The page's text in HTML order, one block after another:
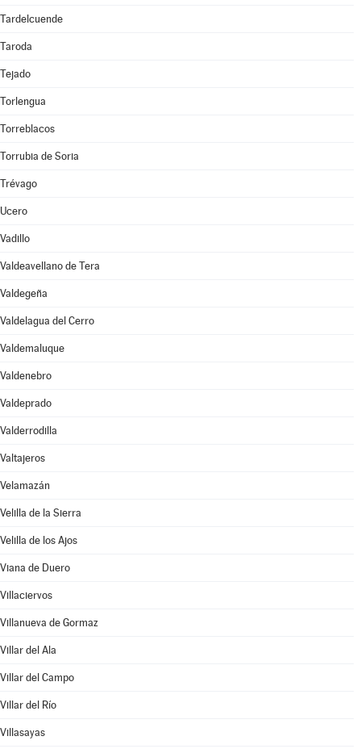
Tardelcuende
Taroda
Tejado
Torlengua
Torreblacos
Torrubia de Soria
Trévago
Ucero
Vadillo
Valdeavellano de Tera
Valdegeña
Valdelagua del Cerro
Valdemaluque
Valdenebro
Valdeprado
Valderrodilla
Valtajeros
Velamazán
Velilla de la Sierra
Velilla de los Ajos
Viana de Duero
Villaciervos
Villanueva de Gormaz
Villar del Ala
Villar del Campo
Villar del Río
Villasayas